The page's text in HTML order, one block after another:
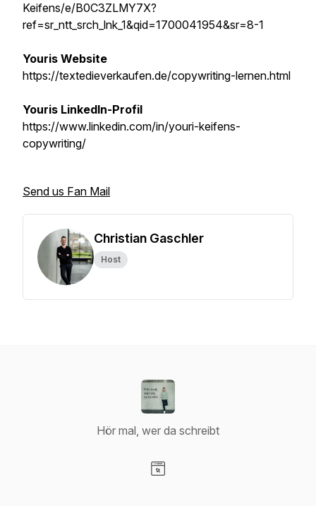
Keifens/e/B0C3ZLMY7X?
ref=sr_ntt_srch_lnk_1&qid=1700041954&sr=8-1
Youris Website
https://textedieverkaufen.de/copywriting-lernen.html
Youris LinkedIn-Profil
https://www.linkedin.com/in/youri-keifens-
copywriting/
Send us Fan Mail
Christian Gaschler
Host
Hör mal, wer da schreibt